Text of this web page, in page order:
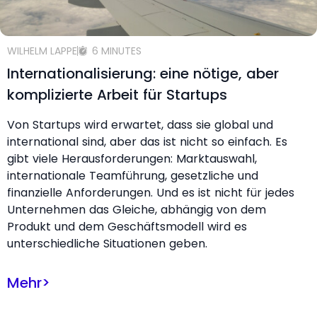
WILHELM LAPPE 6 MINUTES
Internationalisierung: eine nötige, aber
komplizierte Arbeit für Startups
Von Startups wird erwartet, dass sie global und
international sind, aber das ist nicht so einfach. Es
gibt viele Herausforderungen: Marktauswahl,
internationale Teamführung, gesetzliche und
finanzielle Anforderungen. Und es ist nicht für jedes
Unternehmen das Gleiche, abhängig von dem
Produkt und dem Geschäftsmodell wird es
unterschiedliche Situationen geben.
Mehr>